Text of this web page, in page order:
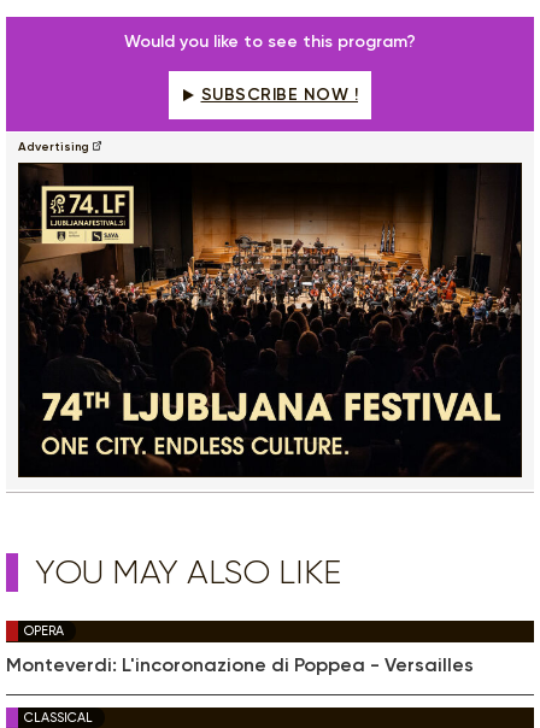
Would you like to see this program?
SUBSCRIBE NOW !
Advertising
YOU MAY ALSO LIKE
OPERA
Monteverdi: L'incoronazione di Poppea - Versailles
CLASSICAL